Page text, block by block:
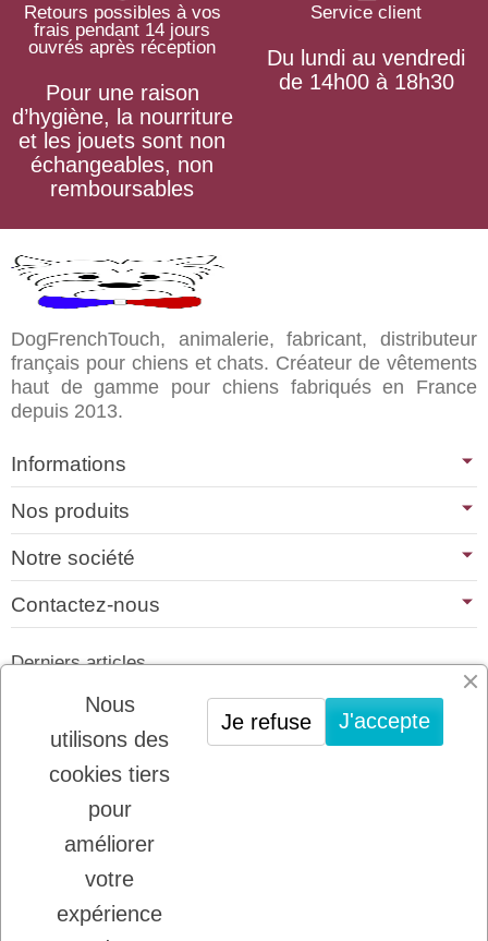
Retours possibles à vos
frais pendant 14 jours
ouvrés après réception
Pour une raison
d’hygiène, la nourriture
et les jouets sont non
échangeables, non
remboursables
Service client
Du lundi au vendredi
de 14h00 à 18h30
DogFrenchTouch, animalerie, fabricant, distributeur
français pour chiens et chats. Créateur de vêtements
haut de gamme pour chiens fabriqués en France
depuis 2013.
Informations
Nos produits
Notre société
Contactez-nous
Derniers articles
01/07/2026
PLATINUM : LE MEILLEUR DE LA
VIANDE POUR CHIENS ET CHATS
22/08/2025
LADYBEL : DES SOINS FRANCAIS DE
GRANDE QUALITE
Inscription à la newsletter
Nous
utilisons des
cookies tiers
pour
améliorer
votre
expérience
J'accepte
Je refuse